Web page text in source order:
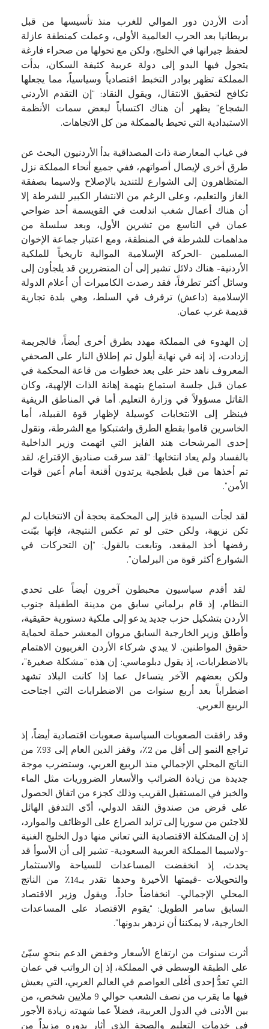
أدت الأردن دور الموالي للغرب منذ تأسيسها من قبل
بريطانيا بعد الحرب العالمية الأولى، وعملت كمنطقة عازلة
لحفظ جيرانها في الخليج، ولكن مع تحولها من صحراء فارغة
يتجول فيها البدو إلى دولة عربية كثيفة السكان، بدأت
المملكة تظهر بوادر التخبط اقتصادياً وسياسياً، مما يجعلها
تكافح لتحقيق الانتقال، ويقول النقاد: “إن التقدم الأردني
الشجاع” يظهر أن هناك اكتساباً لبعض سمات الأنظمة
الاستبدادية التي تحيط بالممكلة من كل الاتجاهات.
في غياب المعارضة ذات المصداقية بدأ الأردنيون البحث عن
طرق أخرى لإيصال أصواتهم، ففي جميع أنحاء المملكة نزل
المتظاهرون إلى الشوارع للتنديد بالإصلاح ولاسيما بصفقة
الغاز والتعليم، وعلى الرغم من الانتشار الكبير للشرطة إلا
أن هناك أعمال شغب اندلعت في القويسمة أحد ضواحي
عمان في التاسع من تشرين الأول، وبعد سلسلة من
مداهمات للشرطة في المنطقة، ومع اعتبار جماعة الإخوان
المسلمين -الحركة الإسلامية الموالية تاريخياً للملكية
الأردنية- هناك دلائل تشير إلى أن المتضررين قد يلجأون إلى
وسائل أكثر تطرفاً، فقد رصدت الكاميرات أن أعلام الدولة
الإسلامية (داعش) ترفرف في السلط، وهي بلدة تجارية
قديمة غرب عمان.
إن الهدوء في المملكة مهدد بطرق أخرى أيضاً، فالجريمة
إزدادت، إذ إنه في نهاية أيلول تم إطلاق النار على الصحفي
المعروف ناهد حتر على بعد خطوات من قاعة المحكمة في
عمان قبل جلسة استماع بتهمة إهانة الذات الإلهية، وكان
القاتل مسؤولاً في وزارة التعليم. أما في المناطق الريفية
فينظر إلى الانتخابات كوسيلة لإظهار قوة القبيلة، أما
الخاسرين قاموا بقطع الطرق واشتبكوا مع الشرطة، وتقول
إحدى المرشحات هند الفايز التي اتهمت وزير الداخلية
بالفساد ولم يعاد انتخابها: “لقد سرقت صناديق الإقتراع، لقد
تم أخذها من قبل بلطجية يرتدون أقنعة أمام أعين قوات
الأمن”.
لقد لجأت السيدة فايز إلى المحكمة بحجة أن الانتخابات لم
تكن نزيهة، ولكن حتى لو تم عكس النتيجة، فإنها بيّنت
رفضها أخذ المقعد، وتابعت بالقول: “إن التحركات في
الشوارع أكثر قوة من البرلمان”.
لقد أقدم سياسيون محبطون آخرون أيضاً على تحدي
النظام، إذ قام برلماني سابق من مدينة الطفيلة جنوب
الأردن بتشكيل حزب جديد يدعو إلى ملكية دستورية حقيقية،
وأطلق وزير الخارجية السابق مروان المعشر حملة لحماية
حقوق المواطنين. لا يبدي شركاء الأردن الغربيون الاهتمام
بالاضطرابات، إذ يقول دبلوماسي: إن هذه “مشكلة صغيرة”،
ولكن بعضهم الآخر يتساءل عما إذا كانت البلاد تشهد
اضطراباً بعد أربع سنوات من الاضطرابات التي اجتاحت
الربيع العربي.
وقد رافقت الصعوبات السياسية صعوبات اقتصادية أيضاً، إذ
تراجع النمو إلى أقل من 2٪، وقفز الدين العام إلى 93٪ من
الناتج المحلي الإجمالي منذ الربيع العربي، وستضرب موجة
جديدة من زيادة الضرائب والأسعار الضروريات مثل الماء
والخبز في المستقبل القريب وذلك كجزء من اتفاق الحصول
على قرض من صندوق النقد الدولي، أدّى التدفق الهائل
للاجئين من سوريا إلى تزايد الصراع على الوظائف والموارد،
إذ إن المشكلة الاقتصادية التي تعاني منها دول الخليج الغنية
-ولاسيما المملكة العربية السعودية- تشير إلى أن الأسوأ قد
يحدث، إذ انخفضت المساعدات للسياحة والاستثمار
والتحويلات -قيمتها الأخيرة وحدها تقدر بـ14٪ من الناتج
المحلي الإجمالي- انخفاضاً حاداً، ويقول وزير الاقتصاد
السابق سامر الطويل: “يقوم الاقتصاد على المساعدات
الخارجية، لا يمكننا أن نزدهر بدونها”.
أثرت سنوات من ارتفاع الأسعار وخفض الدعم بنحوٍ سيّئ
على الطبقة الوسطى في المملكة، إذ إن الرواتب في عمان
التي تعدُّ إحدى أغلى العواصم في العالم العربي، التي يعيش
فيها ما يقرب من نصف الشعب حوالي 9 ملايين شخص، من
بين الأدنى في الدول العربية، فضلاً عما شهدته زيادة الأجور
في خدمات التعليم والصحة الذي أثار بدوره مزيداً من